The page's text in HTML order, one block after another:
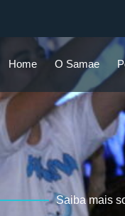
Home O Samae
Saiba mais